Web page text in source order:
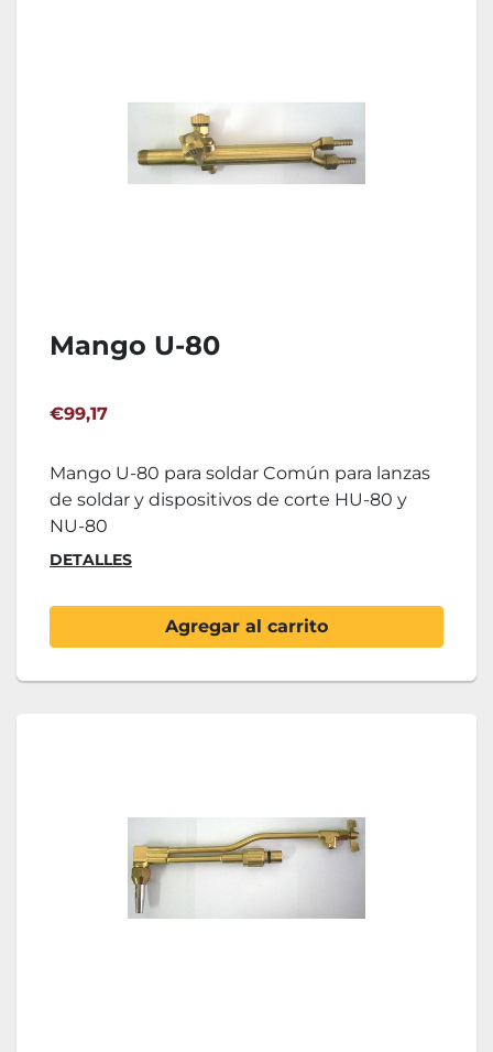
Mango U-80
€99,17
Mango U-80 para soldar Común para lanzas
de soldar y dispositivos de corte HU-80 y
NU-80
DETALLES
Agregar al carrito